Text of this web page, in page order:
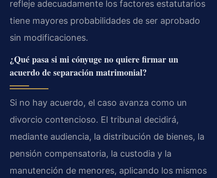
refleje adecuadamente los factores estatutarios
tiene mayores probabilidades de ser aprobado
sin modificaciones.
¿Qué pasa si mi cónyuge no quiere firmar un
acuerdo de separación matrimonial?
Si no hay acuerdo, el caso avanza como un
divorcio contencioso. El tribunal decidirá,
mediante audiencia, la distribución de bienes, la
pensión compensatoria, la custodia y la
manutención de menores, aplicando los mismos